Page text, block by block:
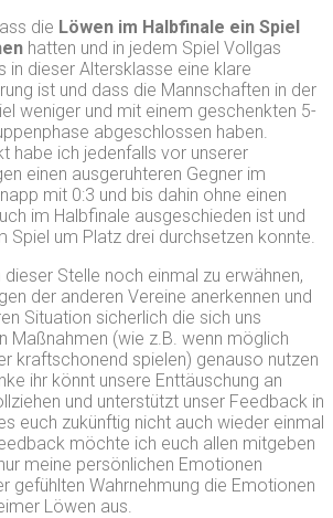
die Löwen im Halbfinale ein Spiel
hatten und in jedem Spiel Vollgas
in dieser Altersklasse eine klare
ist und dass die Mannschaften in der
weniger und mit einem geschenkten 5-
abgeschlossen haben.
habe ich jedenfalls vor unserer
einen ausgeruhteren Gegner im
mit 0:3 und bis dahin ohne einen
im Halbfinale ausgeschieden ist und
Spiel um Platz drei durchsetzen konnte.
Stelle noch einmal zu erwähnen,
der anderen Vereine anerkennen und
Situation sicherlich die sich uns
Maßnahmen (wie z.B. wenn möglich
kraftschonend spielen) genauso nutzen
ihr könnt unsere Enttäuschung an
und unterstützt unser Feedback in
euch zukünftig nicht auch wieder einmal
möchte ich euch allen mitgeben
meine persönlichen Emotionen
gefühlten Wahrnehmung die Emotionen
Löwen aus.